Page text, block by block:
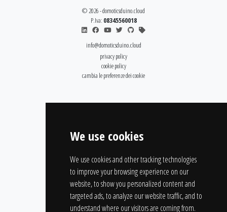
We use cookies
We use cookies and other tracking technologies
to improve your browsing experience on our
website, to show you personalized content and
targeted ads, to analyze our website traffic, and to
understand where our visitors are coming from.
© 2026 - domoticsduino.cloud
P.Iva: 08345560018
info@domoticsduino.cloud
privacy policy
cookie policy
cambia le preferenze dei cookie